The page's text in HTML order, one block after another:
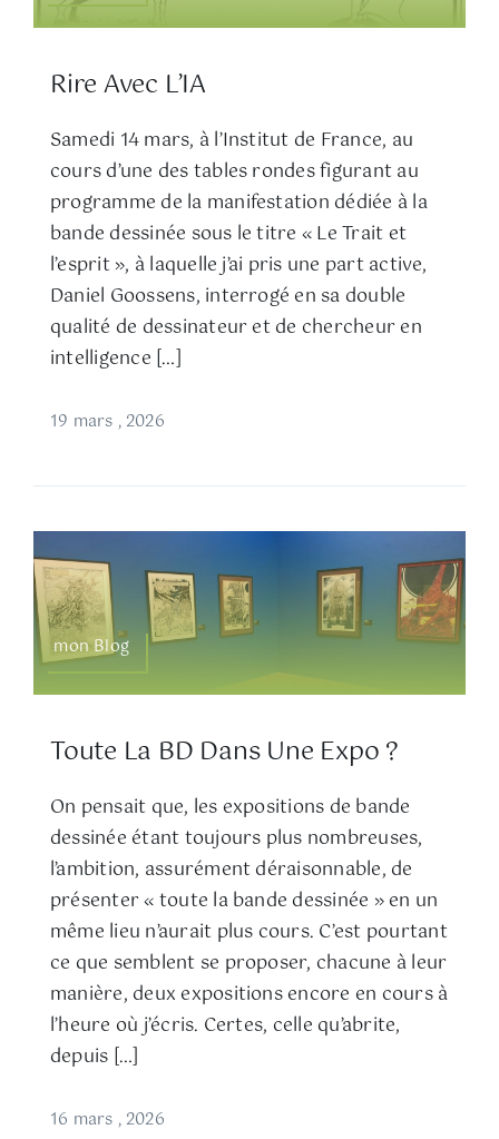
Rire Avec L’IA
Samedi 14 mars, à l’Institut de France, au
cours d’une des tables rondes figurant au
programme de la manifestation dédiée à la
bande dessinée sous le titre « Le Trait et
l’esprit », à laquelle j’ai pris une part active,
Daniel Goossens, interrogé en sa double
qualité de dessinateur et de chercheur en
intelligence […]
19 mars , 2026
mon Blog
Toute La BD Dans Une Expo ?
On pensait que, les expositions de bande
dessinée étant toujours plus nombreuses,
l’ambition, assurément déraisonnable, de
présenter « toute la bande dessinée » en un
même lieu n’aurait plus cours. C’est pourtant
ce que semblent se proposer, chacune à leur
manière, deux expositions encore en cours à
l’heure où j’écris. Certes, celle qu’abrite,
depuis […]
16 mars , 2026